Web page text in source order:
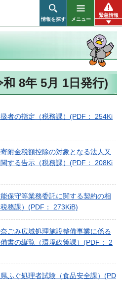
情報を探す メニュー
緊急情報
8年 5月 1日発行)
者の指定（税務課）(PDF： 254Ki
附金税額控除の対象となる法人又
する告示（税務課）(PDF： 208Ki
保守等業務委託に関する契約の相
務課）(PDF： 273KiB)
奈ごみ広域処理施設整備事業に係る
書の縦覧（環境政策課）(PDF： 2
ふぐ処理者試験（食品安全課）(PD